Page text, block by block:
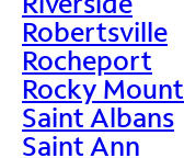
Robertsville
Rocheport
Rocky Mount
Saint Albans
Saint Ann